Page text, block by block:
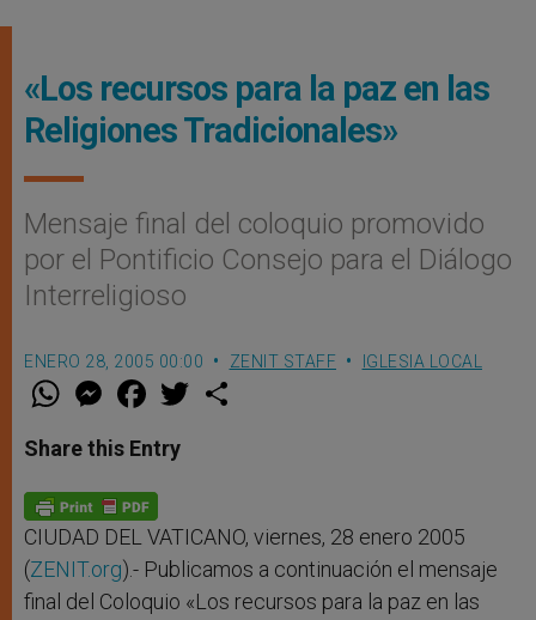
«Los recursos para la paz en las
Religiones Tradicionales»
Mensaje final del coloquio promovido
por el Pontificio Consejo para el Diálogo
Interreligioso
ENERO 28, 2005 00:00 ZENIT STAFF IGLESIA LOCAL
W
t
s
p
p
M
e
s
e
g
e
r
F
a
e
b
o
k
w
Share this Entry
CIUDAD DEL VATICANO, viernes, 28 enero 2005
(ZENIT.org).- Publicamos a continuación el mensaje
final del Coloquio «Los recursos para la paz en las